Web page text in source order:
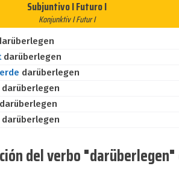
Subjuntivo I Futuro I
Konjunktiv I Futur I
darüberlegen
darüberlegen
darüberlegen
darüberlegen
darüberlegen
del verbo